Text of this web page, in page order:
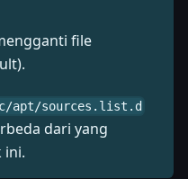
file
apt/sources.list.d
dari yang
ini.